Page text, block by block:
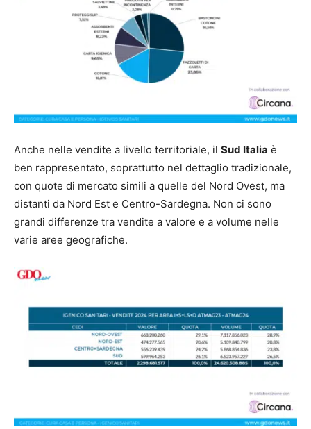
Anche nelle vendite a livello territoriale, il Sud Italia è
ben rappresentato, soprattutto nel dettaglio tradizionale,
con quote di mercato simili a quelle del Nord Ovest, ma
distanti da Nord Est e Centro-Sardegna. Non ci sono
grandi differenze tra vendite a valore e a volume nelle
varie aree geografiche.